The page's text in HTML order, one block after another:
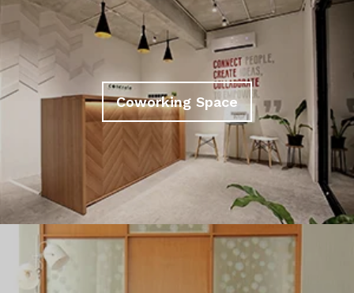
Coworking Space